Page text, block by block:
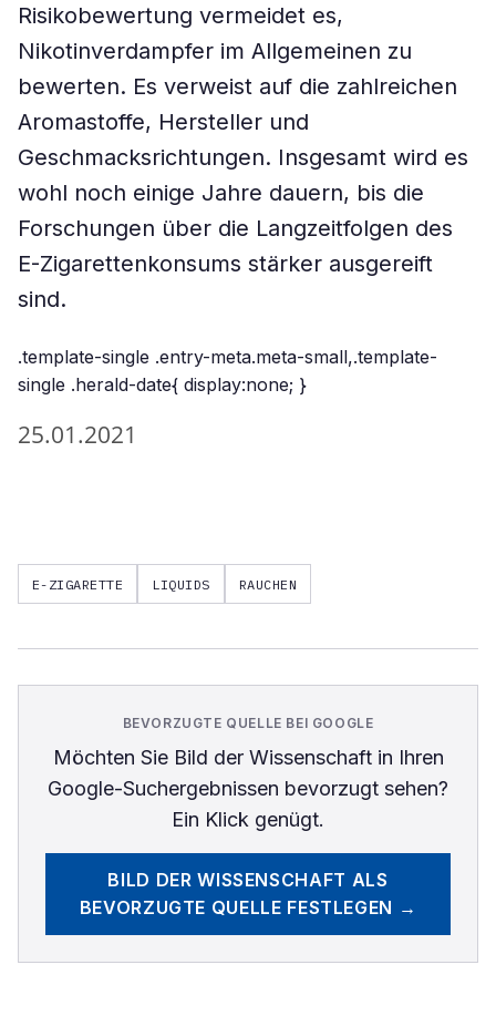
Risikobewertung vermeidet es,
Nikotinverdampfer im Allgemeinen zu
bewerten. Es verweist auf die zahlreichen
Aromastoffe, Hersteller und
Geschmacksrichtungen. Insgesamt wird es
wohl noch einige Jahre dauern, bis die
Forschungen über die Langzeitfolgen des
E-Zigarettenkonsums stärker ausgereift
sind.
.template-single .entry-meta.meta-small,.template-
single .herald-date{ display:none; }
25.01.2021
E-ZIGARETTE LIQUIDS RAUCHEN
BEVORZUGTE QUELLE BEI GOOGLE
Möchten Sie Bild der Wissenschaftin Ihren
Google-Suchergebnissen bevorzugt sehen?
Ein Klick genügt.
BILD DER WISSENSCHAFT ALS
BEVORZUGTE QUELLE FESTLEGEN →